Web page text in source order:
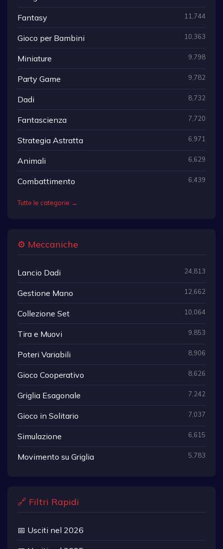
Fantasy 11,744
Gioco per Bambini 10,363
Miniature 9,798
Party Game 9,782
Dadi 8,732
Fantascienza 7,720
Strategia Astratta 6,971
Animali 6,629
Combattimento 6,439
Tutte le categorie →
⚙️ Meccaniche
Lancio Dadi 24,813
Gestione Mano 12,662
Collezione Set 10,064
Tira e Muovi 9,853
Poteri Variabili 8,906
Gioco Cooperativo 8,626
Griglia Esagonale 7,242
Gioco in Solitario 7,037
Simulazione 6,615
Movimento su Griglia 5,783
🔗 Filtri Rapidi
📅 Usciti nel 2026